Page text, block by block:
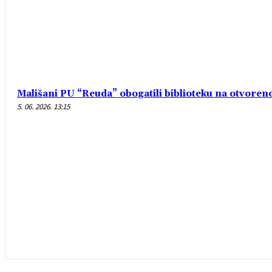
Mališani PU “Reuda” obogatili biblioteku na
5. 06. 2026. 13:15